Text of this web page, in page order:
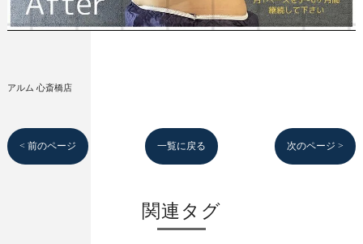
アルム 心斎橋店
< 前のページ 一覧に戻る 次のページ >
関連タグ